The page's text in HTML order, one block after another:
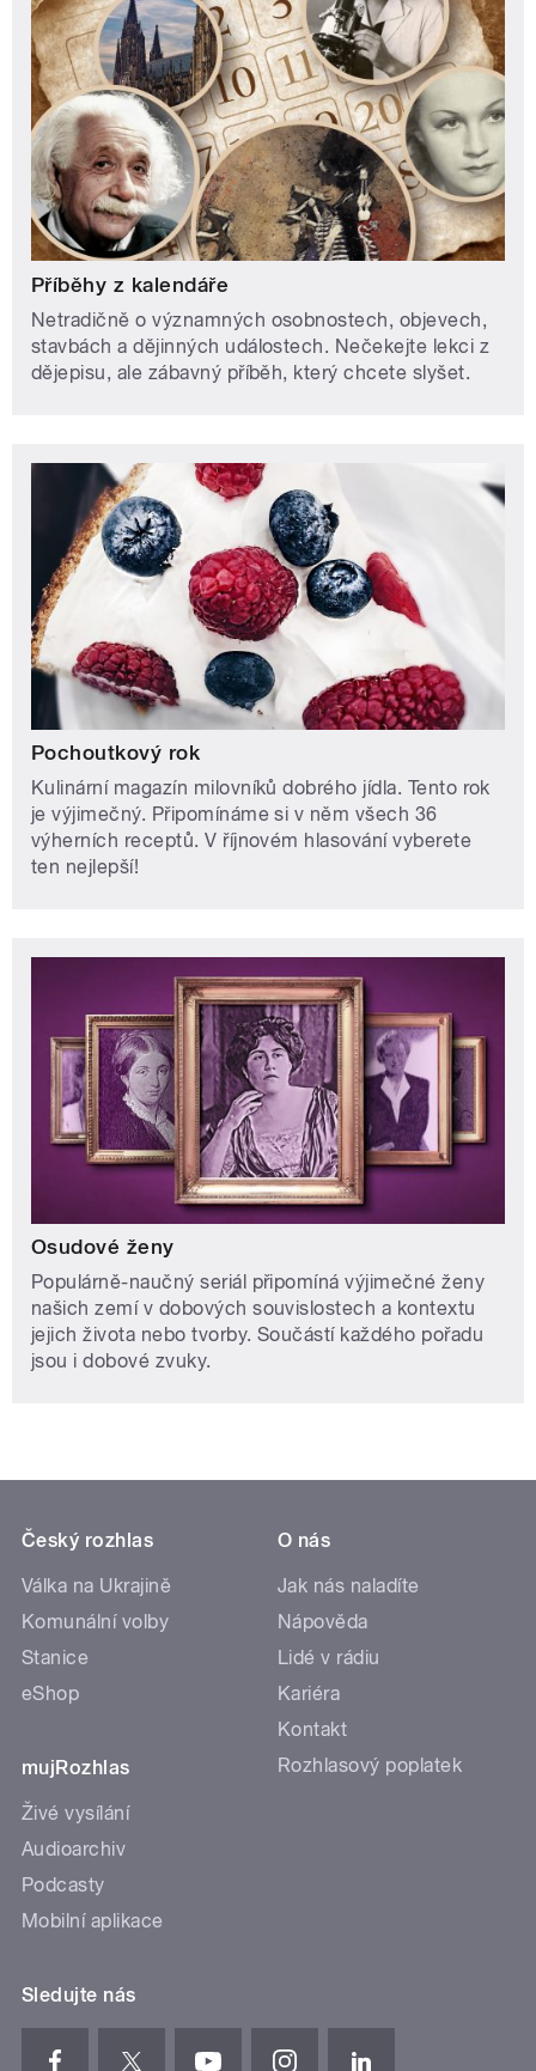
Příběhy z kalendáře
Netradičně o významných osobnostech, objevech,
stavbách a dějinných událostech. Nečekejte lekci z
dějepisu, ale zábavný příběh, který chcete slyšet.
Pochoutkový rok
Kulinární magazín milovníků dobrého jídla. Tento rok
je výjimečný. Připomínáme si v něm všech 36
výherních receptů. V říjnovém hlasování vyberete
ten nejlepší!
Osudové ženy
Populárně-naučný seriál připomíná výjimečné ženy
našich zemí v dobových souvislostech a kontextu
jejich života nebo tvorby. Součástí každého pořadu
jsou i dobové zvuky.
Český rozhlas
Válka na Ukrajině
Komunální volby
Stanice
eShop
mujRozhlas
Živé vysílání
Audioarchiv
Podcasty
Mobilní aplikace
O nás
Jak nás naladíte
Nápověda
Lidé v rádiu
Kariéra
Kontakt
Rozhlasový poplatek
Sledujte nás